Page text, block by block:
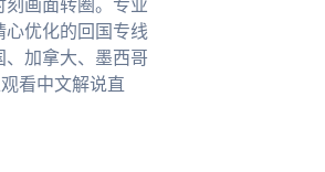
画面转圈。专业
优化的回国专线
、加拿大、墨西哥
看中文解说直